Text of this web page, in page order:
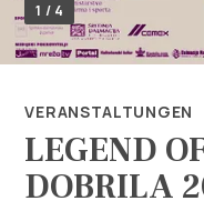
Destination
Info
1 / 4
VERANSTALTUNGEN
LEGEND
DOBRILA